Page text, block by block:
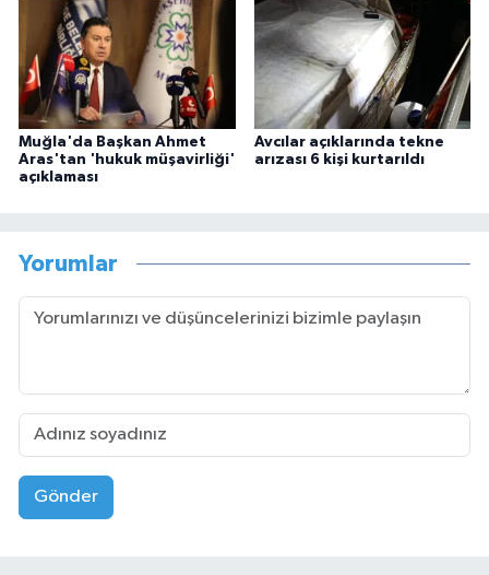
Muğla'da Başkan Ahmet
Aras'tan 'hukuk müşavirliği'
açıklaması
Avcılar açıklarında tekne
arızası 6 kişi kurtarıldı
Yorumlar
Gönder